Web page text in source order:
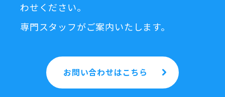
わせください。
専門スタッフがご案内いたします。
お問い合わせはこちら